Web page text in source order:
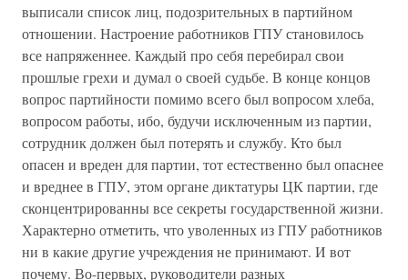
выписали список лиц, подозрительных в партийном
отношении. Настроение работников ГПУ становилось
все напряженнее. Каждый про себя перебирал свои
прошлые грехи и думал о своей судьбе. В конце концов
вопрос партийности помимо всего был вопросом хлеба,
вопросом работы, ибо, будучи исключенным из партии,
сотрудник должен был потерять и службу. Кто был
опасен и вреден для партии, тот естественно был опаснее
и вреднее в ГПУ, этом органе диктатуры ЦК партии, где
сконцентрированны все секреты государственной жизни.
Характерно отметить, что уволенных из ГПУ работников
ни в какие другие учреждения не принимают. И вот
почему. Во-первых, руководители разных